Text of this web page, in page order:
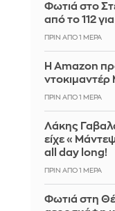
Φωτιά στο
από το 112
ΠΡΙΝ ΑΠΌ 1 ΜΈΡΑ
Η Amazon
ντοκιμαντέρ
ΠΡΙΝ ΑΠΌ 1 ΜΈΡΑ
Λάκης
είχε
all day long!
ΠΡΙΝ ΑΠΌ 1 ΜΈΡΑ
Φωτιά στη